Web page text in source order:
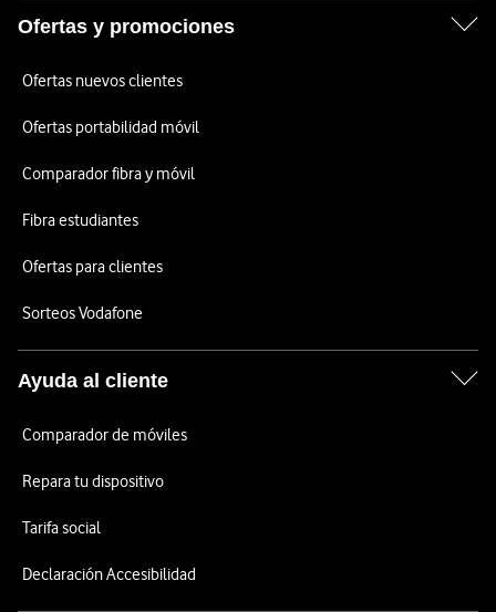
Ofertas y promociones
Ofertas nuevos clientes
Ofertas portabilidad móvil
Comparador fibra y móvil
Fibra estudiantes
Ofertas para clientes
Sorteos Vodafone
Ayuda al cliente
Comparador de móviles
Repara tu dispositivo
Tarifa social
Declaración Accesibilidad